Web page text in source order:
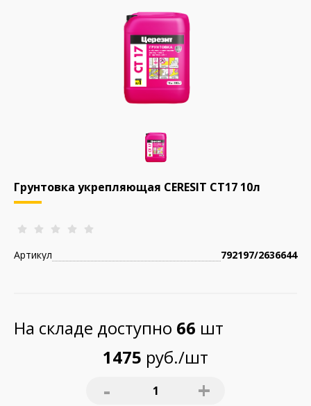
Грунтовка укрепляющая CERESIT СТ17 10л
Артикул 792197/2636644
На складе доступно 66 шт
1475 руб./шт
- 1 +